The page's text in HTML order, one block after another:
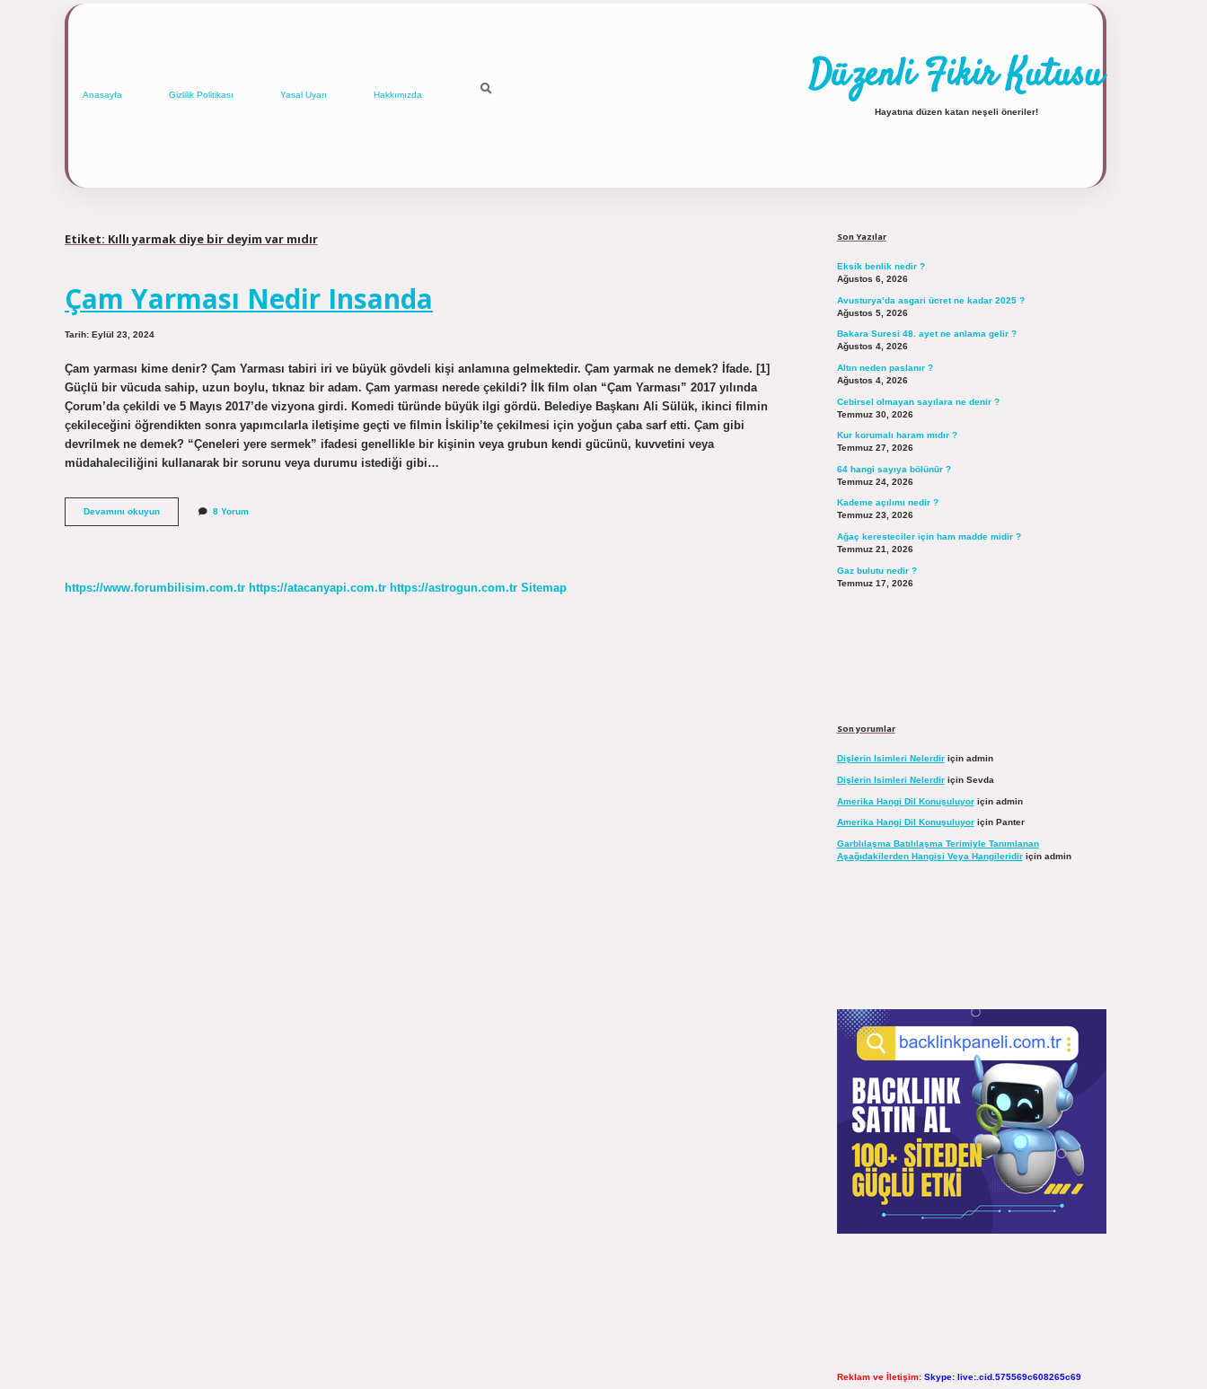
Anasayfa Gizlilik Politikası Yasal Uyarı Hakkımızda Düzenli Fikir Kutusu
Hayatına düzen katan neşeli öneriler!
Etiket: Kıllı yarmak diye bir deyim var mıdır
Çam Yarması Nedir Insanda
Tarih: Eylül 23, 2024
Çam yarması kime denir? Çam Yarması tabiri iri ve büyük gövdeli kişi anlamına gelmektedir. Çam yarmak ne demek? İfade. [1]
Güçlü bir vücuda sahip, uzun boylu, tıknaz bir adam. Çam yarması nerede çekildi? İlk film olan “Çam Yarması” 2017 yılında
Çorum’da çekildi ve 5 Mayıs 2017’de vizyona girdi. Komedi türünde büyük ilgi gördü. Belediye Başkanı Ali Sülük, ikinci filmin
çekileceğini öğrendikten sonra yapımcılarla iletişime geçti ve filmin İskilip’te çekilmesi için yoğun çaba sarf etti. Çam gibi
devrilmek ne demek? “Çeneleri yere sermek” ifadesi genellikle bir kişinin veya grubun kendi gücünü, kuvvetini veya
müdahaleciliğini kullanarak bir sorunu veya durumu istediği gibi…
Devamını okuyunÇam
Yarması
8 Yorum
https://www.forumbilisim.com.tr https://atacanyapi.com.tr https://astrogun.com.tr Sitemap
Son Yazılar
Eksik benlik nedir ?
Ağustos 6, 2026
Avusturya’da asgari ücret ne kadar 2025 ?
Ağustos 5, 2026
Bakara Suresi 48. ayet ne anlama gelir ?
Ağustos 4, 2026
Altın neden paslanır ?
Ağustos 4, 2026
Cebirsel olmayan sayılara ne denir ?
Temmuz 30, 2026
Kur korumalı haram mıdır ?
Temmuz 27, 2026
64 hangi sayıya bölünür ?
Temmuz 24, 2026
Kademe açılımı nedir ?
Temmuz 23, 2026
Ağaç keresteciler için ham madde midir ?
Temmuz 21, 2026
Gaz bulutu nedir ?
Temmuz 17, 2026
Son yorumlar
Dişlerin Isimleri Nelerdiriçin admin
Dişlerin Isimleri Nelerdiriçin Sevda
Amerika Hangi Dil Konuşuluyoriçin admin
Amerika Hangi Dil Konuşuluyoriçin Panter
Garblılaşma Batılılaşma Terimiyle Tanımlanan
Aşağıdakilerden Hangisi Veya Hangileridiriçin admin
Reklam ve İletişim: Skype: live:.cid.575569c608265c69